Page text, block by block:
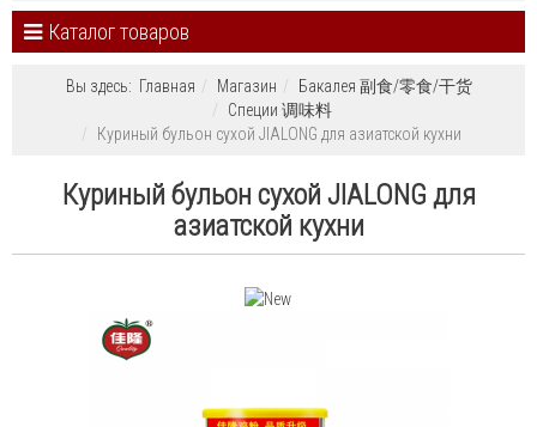
Каталог товаров
Вы здесь: Главная Магазин
Бакалея 副食/零食/干货
Специи 调味料
Куриный бульон сухой JIALONG для азиатской кухни
Куриный бульон сухой JIALONG для
азиатской кухни